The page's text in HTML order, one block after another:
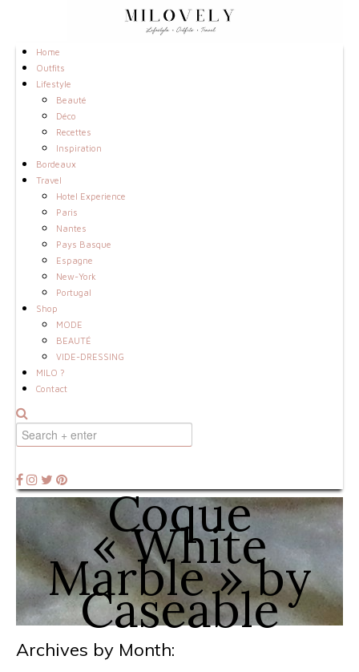
Home
Outfits
Lifestyle
Beauté
Déco
Recettes
Inspiration
Bordeaux
Travel
Hotel Experience
Paris
Nantes
Pays Basque
Espagne
New-York
Portugal
Shop
MODE
BEAUTÉ
VIDE-DRESSING
MILO ?
Contact
Coque
« White
Marble » by
Caseable
Archives by Month: